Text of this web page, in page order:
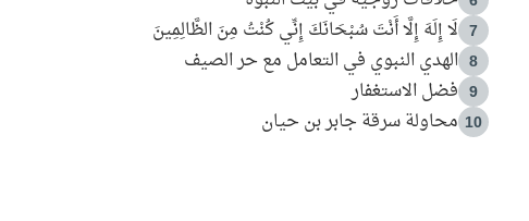
7 لَا إِلَهَ إِلَّا أَنْتَ سُبْحَانَكَ إِنِّي كُنْتُ مِنَ الظَّالِمِينَ
8 الهدي النبوي في التعامل مع حر الصيف
9 فضل الاستغفار
10 محاولة سرقة جابر بن حيان